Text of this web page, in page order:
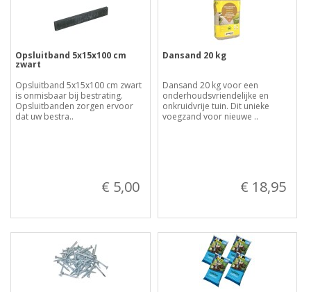
Opsluitband 5x15x100 cm
zwart
Opsluitband 5x15x100 cm zwart
is onmisbaar bij bestrating.
Opsluitbanden zorgen ervoor
dat uw bestra..
€ 5,00
Dansand 20 kg
Dansand 20 kg voor een
onderhoudsvriendelijke en
onkruidvrije tuin. Dit unieke
voegzand voor nieuwe ..
€ 18,95